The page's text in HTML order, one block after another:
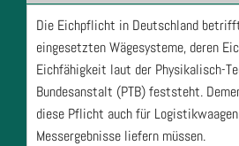
Die Eichpflicht in Deutschland
eingesetzten Wägesysteme, deren
Eichfähigkeit laut der Physikalisch-
Bundesanstalt (PTB) feststeht.
diese Pflicht auch für Logistikwaagen
Messergebnisse liefern müssen.